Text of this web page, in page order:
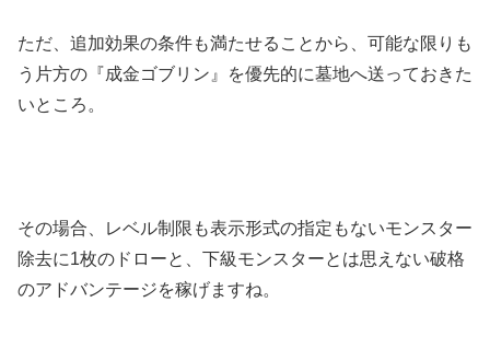
ただ、追加効果の条件も満たせることから、可能な限りも
う片方の『成金ゴブリン』を優先的に墓地へ送っておきた
いところ。
その場合、レベル制限も表示形式の指定もないモンスター
除去に1枚のドローと、下級モンスターとは思えない破格
のアドバンテージを稼げますね。